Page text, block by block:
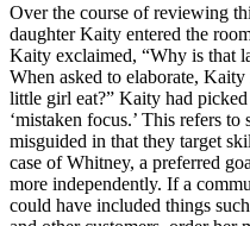
Over the course of reviewing
daughter Kaity entered the
Kaity exclaimed, “Why is that
When asked to elaborate,
little girl eat?” Kaity had
‘mistaken focus.’ This refers
misguided in that they target
case of Whitney, a preferred
more independently. If a
could have included things